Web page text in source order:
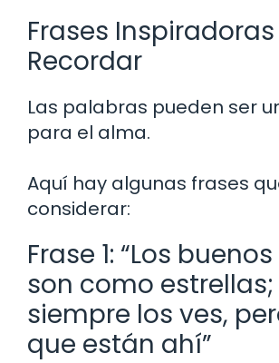
Frases
Recordar
Las palabras pueden ser
para el alma.
Aquí hay algunas frases
considerar:
Frase 1: “Los
son como
siempre los ves,
que están ahí”